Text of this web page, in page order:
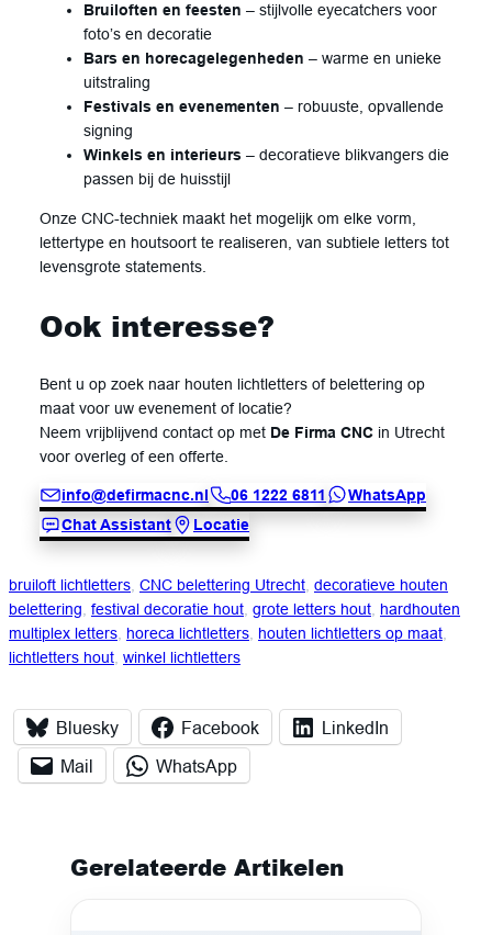
Bruiloften en feesten – stijlvolle eyecatchers voor
foto’s en decoratie
Bars en horecagelegenheden – warme en unieke
uitstraling
Festivals en evenementen – robuuste, opvallende
signing
Winkels en interieurs – decoratieve blikvangers die
passen bij de huisstijl
Onze CNC-techniek maakt het mogelijk om elke vorm,
lettertype en houtsoort te realiseren, van subtiele letters tot
levensgrote statements.
Ook interesse?
Bent u op zoek naar houten lichtletters of belettering op
maat voor uw evenement of locatie?
Neem vrijblijvend contact op met De Firma CNC in Utrecht
voor overleg of een offerte.
info@defirmacnc.nl 06 1222 6811
WhatsApp
Chat Assistant
Locatie
bruiloft lichtletters, CNC belettering Utrecht, decoratieve houten
belettering, festival decoratie hout, grote letters hout, hardhouten
multiplex letters, horeca lichtletters, houten lichtletters op maat
lichtletters hout, winkel lichtletters
Bluesky Facebook
LinkedIn
Mail
WhatsApp
Gerelateerde Artikelen